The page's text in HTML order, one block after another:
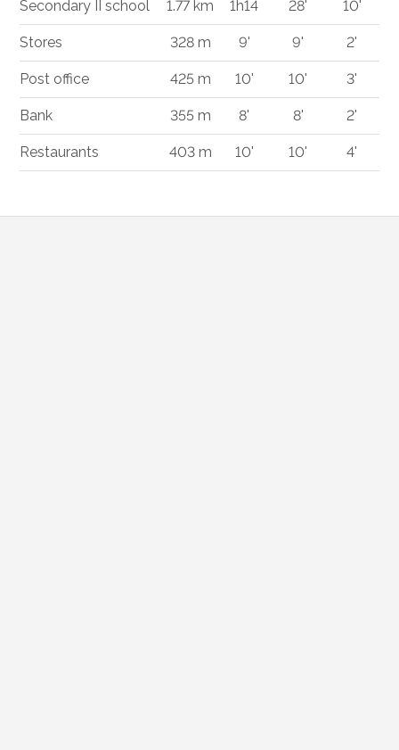
Secondary II school 1.77 km 1h14 28' 10'
Stores 328 m 9' 9' 2'
Post office 425 m 10' 10' 3'
Bank 355 m 8' 8' 2'
Restaurants 403 m 10' 10' 4'